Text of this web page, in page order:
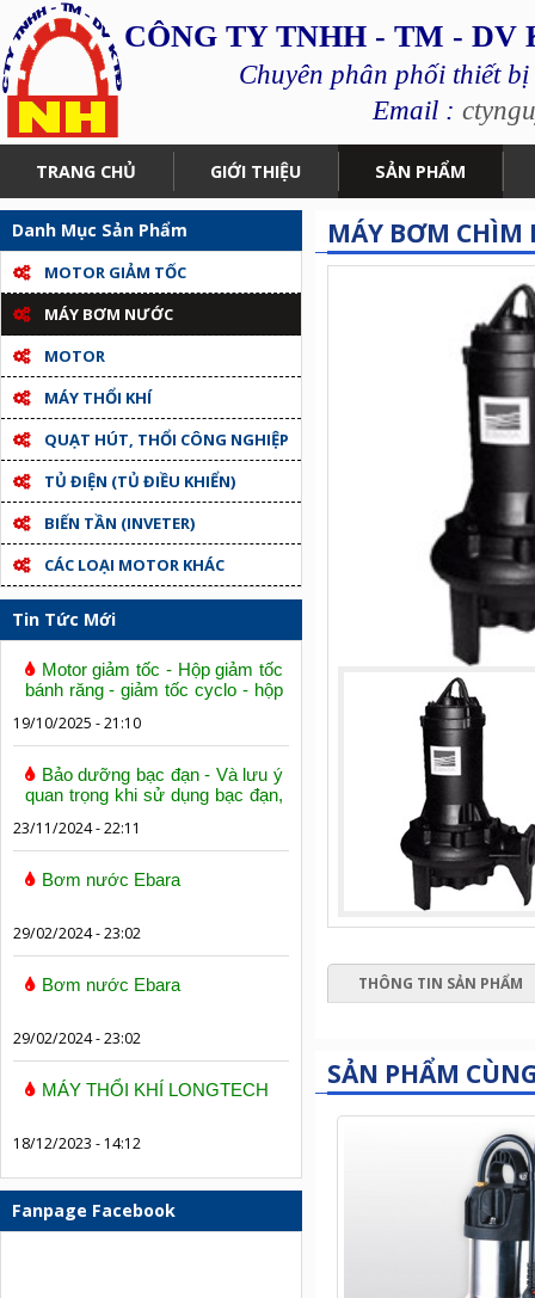
CÔNG TY TNHH - TM -
Chuyên phân phối thiết
Email :
TRANG CHỦ GIỚI THIỆU SẢN PHẨM
Danh Mục Sản Phẩm
MOTOR GIẢM TỐC
MÁY BƠM NƯỚC
MOTOR
MÁY THỔI KHÍ
QUẠT HÚT, THỔI CÔNG NGHIỆP
TỦ ĐIỆN (TỦ ĐIỀU KHIỂN)
BIẾN TẦN (INVETER)
CÁC LOẠI MOTOR KHÁC
Tin Tức Mới
Motor giảm tốc - Hộp giảm tốc
bánh răng - giảm tốc cyclo - hộp
19/10/2025 - 21:10
Bảo dưỡng bạc đạn - Và lưu ý
quan trọng khi sử dụng bạc đạn,
23/11/2024 - 22:11
Bơm nước Ebara
29/02/2024 - 23:02
Bơm nước Ebara
29/02/2024 - 23:02
MÁY THỔI KHÍ LONGTECH
18/12/2023 - 14:12
Fanpage Facebook
MÁY BƠM CHÌM
THÔNG TIN SẢN PHẨM
SẢN PHẨM